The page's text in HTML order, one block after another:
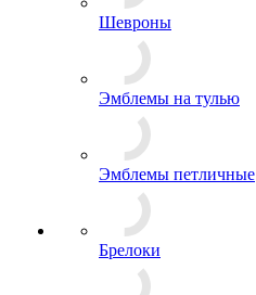
Шевроны
Эмблемы на тулью
Эмблемы петличные
Брелоки